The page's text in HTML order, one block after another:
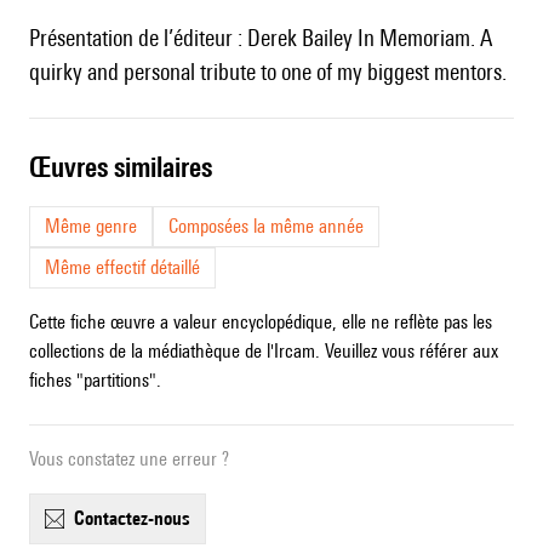
Présentation de l’éditeur : Derek Bailey In Memoriam. A
quirky and personal tribute to one of my biggest mentors.
œuvres similaires
Même genre
Composées la même année
Même effectif détaillé
Cette fiche œuvre a valeur encyclopédique, elle ne reflète pas les
collections de la médiathèque de l'Ircam. Veuillez vous référer aux
fiches "partitions".
Vous constatez une erreur ?
contactez-nous